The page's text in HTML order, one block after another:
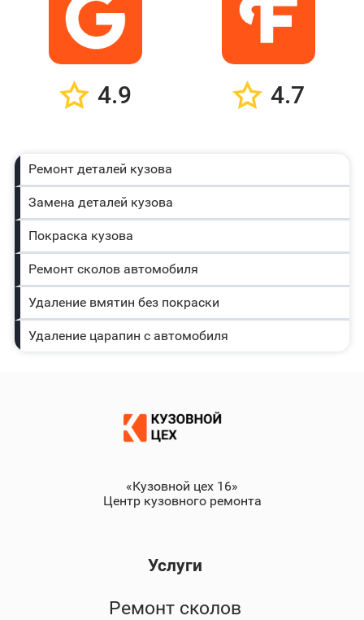
4.9 4.7
Ремонт деталей кузова
Замена деталей кузова
Покраска кузова
Ремонт сколов автомобиля
Удаление вмятин без покраски
Удаление царапин с автомобиля
«Кузовной цех 16»
Центр кузовного ремонта
Услуги
Ремонт сколов